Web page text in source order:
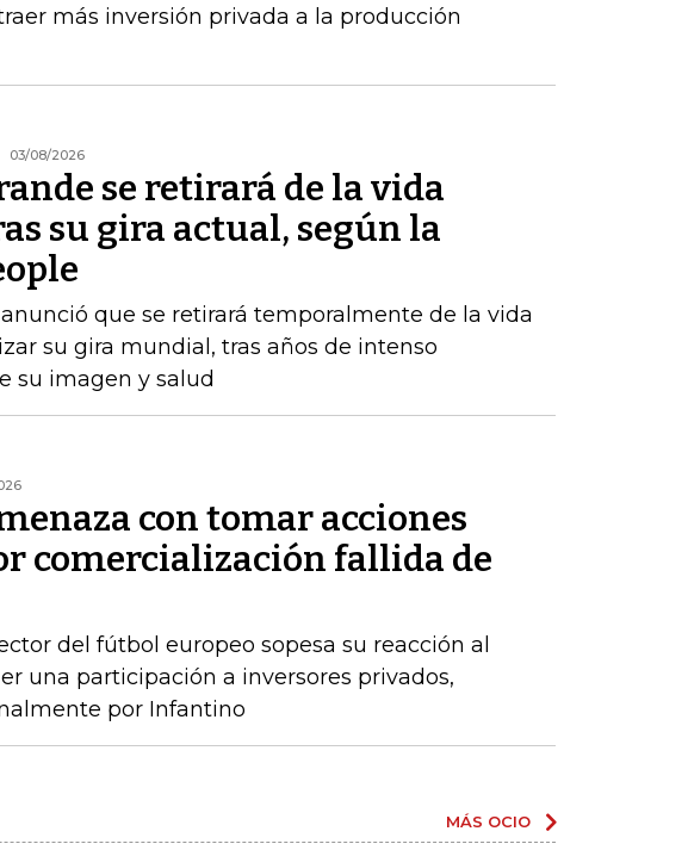
más inversión privada a la producción
03/08/2026
se retirará de la vida
su gira actual, según la
que se retirará temporalmente de la vida
su gira mundial, tras años de intenso
su imagen y salud
con tomar acciones
comercialización fallida de
del fútbol europeo sopesa su reacción al
una participación a inversores privados,
por Infantino
MÁS OCIO